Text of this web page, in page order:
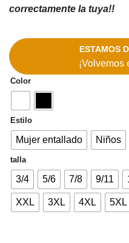
correctamente la tuya!!
ESTAMOS
¡Volvemos
Color
Estilo
Mujer entallado Niños
talla
3/4 5/6 7/8 9/11
XXL 3XL 4XL 5XL